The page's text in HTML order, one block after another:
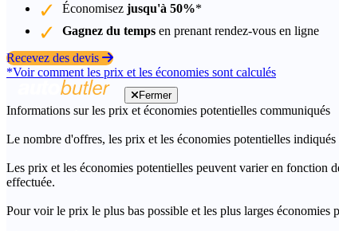
Économisez jusqu'à 50%*
Gagnez du temps en prenant rendez-vous en ligne
Recevez des devis
*Voir comment les prix et les économies sont calculés
Fermer
Informations sur les prix et économies potentielles communiqués
Le nombre d'offres, les prix et les économies potentielles
Les prix et les économies potentielles peuvent varier en fonction
effectuée.
Pour voir le prix le plus bas possible et les plus larges économies